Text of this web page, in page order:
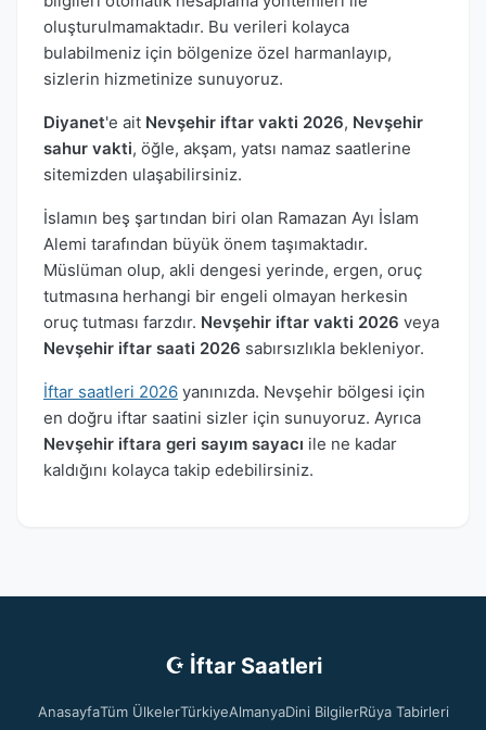
oluşturulmamaktadır. Bu verileri kolayca
bulabilmeniz için bölgenize özel harmanlayıp,
sizlerin hizmetinize sunuyoruz.
Diyanet'e ait Nevşehir iftar vakti 2026, Nevşehir
sahur vakti, öğle, akşam, yatsı namaz saatlerine
sitemizden ulaşabilirsiniz.
İslamın beş şartından biri olan Ramazan Ayı İslam
Alemi tarafından büyük önem taşımaktadır.
Müslüman olup, akli dengesi yerinde, ergen, oruç
tutmasına herhangi bir engeli olmayan herkesin
oruç tutması farzdır. Nevşehir iftar vakti 2026 veya
Nevşehir iftar saati 2026 sabırsızlıkla bekleniyor.
İftar saatleri 2026 yanınızda. Nevşehir bölgesi için
en doğru iftar saatini sizler için sunuyoruz. Ayrıca
Nevşehir iftara geri sayım sayacı ile ne kadar
kaldığını kolayca takip edebilirsiniz.
☪ İftar Saatleri
AnasayfaTüm ÜlkelerTürkiyeAlmanyaDini BilgilerRüya Tabirleri